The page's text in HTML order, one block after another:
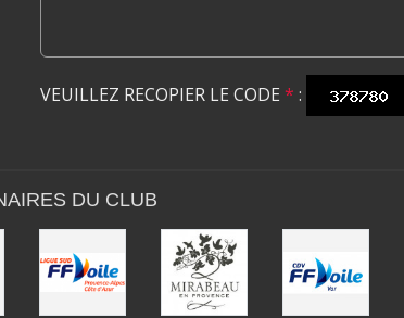
VEUILLEZ RECOPIER LE CODE * :
DU CLUB